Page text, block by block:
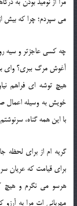
می سپردم؛ چرا که بیش
چه کسی عاجزتر و سیه
آغوش مرگ ببری؟ وای
هیچ توشه ای فراهم
خویش به وسیله اعمال
با این همه گناه،
گریه ام از برای لحظه
برای قیامت که عریان
هرسو می نگرم و هیچ
مهربانی ات مرا به